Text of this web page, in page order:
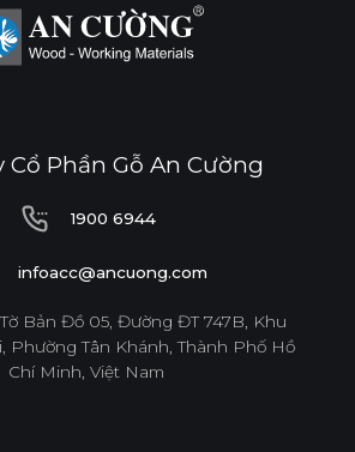
Cổ Phần Gỗ An Cường
1900 6944
1900 6944
infoacc@ancuong.com
infoacc@ancuong.com
Bản Đồ 05, Đường ĐT 747B, Khu
Phường Tân Khánh, Thành Phố Hồ
Chí Minh, Việt Nam